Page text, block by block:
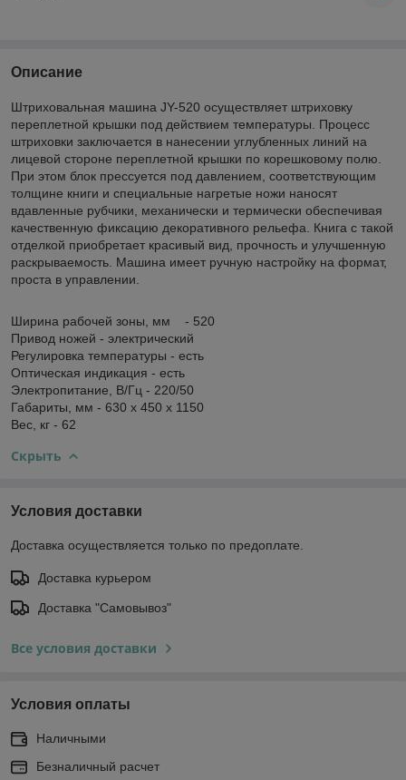
Описание
Штриховальная машина JY-520 осуществляет штриховку
переплетной крышки под действием температуры. Процесс
штриховки заключается в нанесении углубленных линий на
лицевой стороне переплетной крышки по корешковому полю.
При этом блок прессуется под давлением, соответствующим
толщине книги и специальные нагретые ножи наносят
вдавленные рубчики, механически и термически обеспечивая
качественную фиксацию декоративного рельефа. Книга с такой
отделкой приобретает красивый вид, прочность и улучшенную
раскрываемость. Машина имеет ручную настройку на формат,
проста в управлении.
Ширина рабочей зоны, мм - 520
Привод ножей - электрический
Регулировка температуры - есть
Оптическая индикация - есть
Электропитание, В/Гц - 220/50
Габариты, мм - 630 х 450 х 1150
Вес, кг - 62
Скрыть
Условия доставки
Доставка осуществляется только по предоплате.
Доставка курьером
Доставка "Самовывоз"
Все условия доставки
Условия оплаты
Наличными
Безналичный расчет